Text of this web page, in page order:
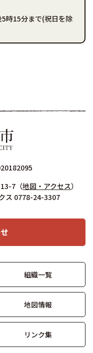
時15分まで(祝日を除
7 （地図・アクセス）
ス 0778-24-3307
組織一覧
地図情報
リンク集